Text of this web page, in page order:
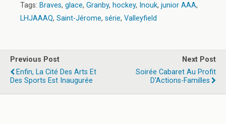
Tags: Braves, glace, Granby, hockey, Inouk, junior AAA,
LHJAAAQ, Saint-Jérome, série, Valleyfield
Previous Post
Enfin, La Cité Des Arts Et
Des Sports Est Inaugurée
Next Post
Soirée Cabaret Au Profit
D'Actions-Familles